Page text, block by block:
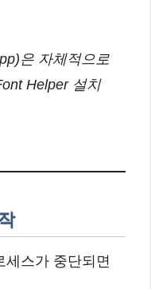
은 자체적으로
Helper 설치
세스가 중단되면